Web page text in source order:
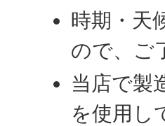
時期・天
ので、ご
当店で製
を使用し